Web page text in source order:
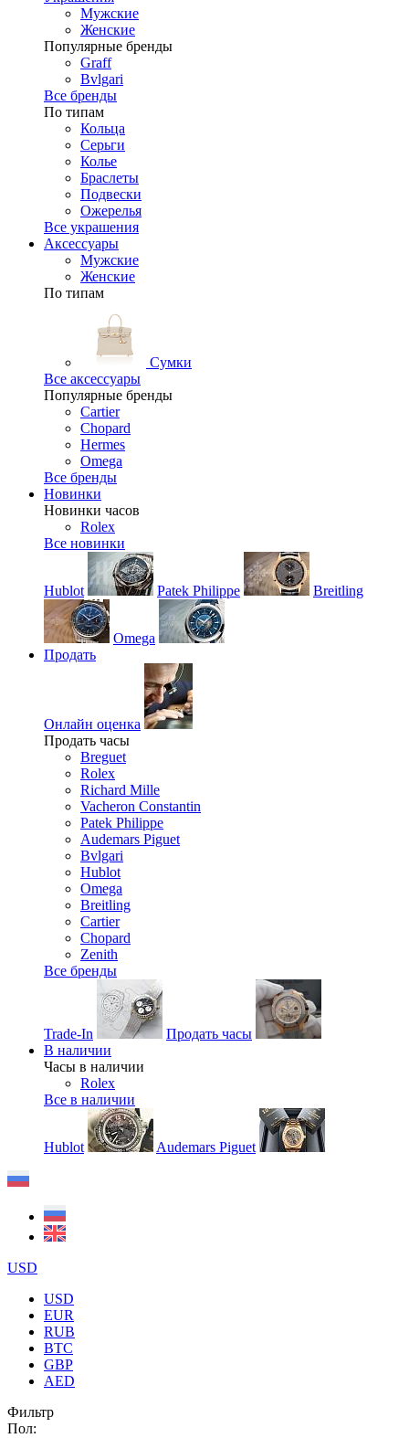
Мужские
Женские
Популярные бренды
Graff
Bvlgari
Все бренды
По типам
Кольца
Серьги
Колье
Браслеты
Подвески
Ожерелья
Все украшения
Аксессуары
Мужские
Женские
По типам
Сумки
Все аксессуары
Популярные бренды
Cartier
Chopard
Hermes
Omega
Все бренды
Новинки
Новинки часов
Rolex
Все новинки
Hublot Patek Philippe Breitling
Omega
Продать
Онлайн оценка
Продать часы
Breguet
Rolex
Richard Mille
Vacheron Constantin
Patek Philippe
Audemars Piguet
Bvlgari
Hublot
Omega
Breitling
Cartier
Chopard
Zenith
Все бренды
Trade-In
Продать часы
В наличии
Часы в наличии
Rolex
Все в наличии
Hublot Audemars Piguet
USD
USD
EUR
RUB
BTC
GBP
AED
Фильтр
Пол: